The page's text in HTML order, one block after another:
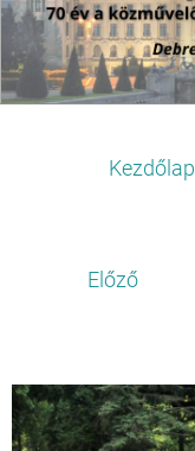
Kezdőlap
Előző